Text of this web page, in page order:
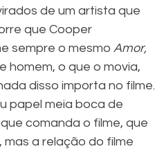
de um artista que
que Cooper
sempre o mesmo Amor,
homem, o que o movia,
disso importa no filme.
papel meia boca de
comanda o filme, que
a relação do filme